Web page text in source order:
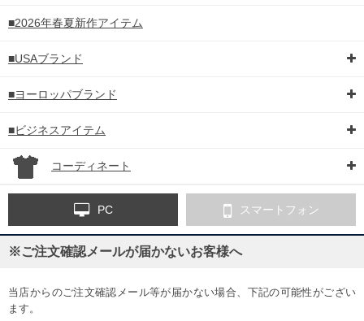
■2026年春夏新作アイテム
■USAブランド
■ヨーロッパブランド
■ビジネスアイテム
コーディネート
PC スマートフォン
※ご注文確認メールが届かないお客様へ
当店からのご注文確認メール等が届かない場合、下記の可能性がござい
ます。